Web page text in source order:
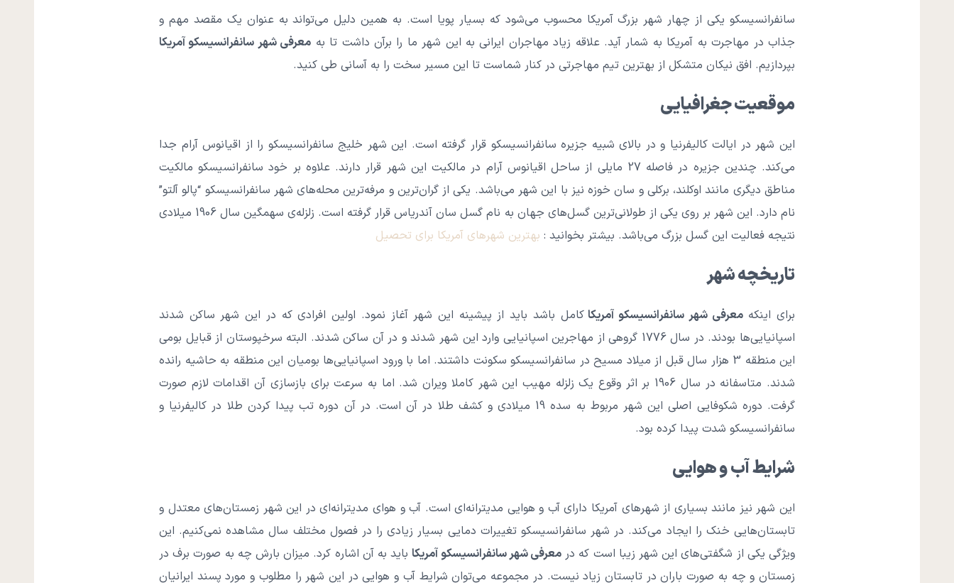
سانفرانسیسکو یکی از چهار شهر بزرگ آمریکا محسوب می‌شود که بسیار پویا است. به همین دلیل می‌تواند به عنوان یک مقصد مهم و
جذاب در مهاجرت به آمریکا به شمار آید. علاقه زیاد مهاجران ایرانی به این شهر ما را برآن داشت تا به معرفی شهر سانفرانسیسکو آمریکا
بپردازیم. افق نیکان متشکل از بهترین تیم مهاجرتی در کنار شماست تا این مسیر سخت را به آسانی طی کنید.
موقعیت جغرافیایی
این شهر در ایالت کالیفرنیا و در بالای شبیه جزیره سانفرانسیسکو قرار گرفته است. این شهر خلیج سانفرانسیسکو را از اقیانوس آرام جدا
می‌کند. چندین جزیره در فاصله 27 مایلی از ساحل اقیانوس آرام در مالکیت این شهر قرار دارند. علاوه بر خود سانفرانسیسکو مالکیت
مناطق دیگری مانند اوکلند، برکلی و سان خوزه نیز با این شهر می‌باشد. یکی از گران‌ترین و مرفه‌ترین محله‌های شهر سانفرانسیسکو “پالو آلتو”
نام دارد. این شهر بر روی یکی از طولانی‌ترین گسل‌های جهان به نام گسل سان آندریاس قرار گرفته است. زلزله‌ی سهمگین سال 1906 میلادی
نتیجه فعالیت این گسل بزرگ می‌باشد. بیشتر بخوانید : بهترین شهرهای آمریکا برای تحصیل
تاریخچه شهر
برای اینکهمعرفی شهر سانفرانسیسکو آمریکاکامل باشد باید از پیشینه این شهر آغاز نمود. اولین افرادی که در این شهر ساکن شدند
اسپانیایی‌ها بودند. در سال 1776 گروهی از مهاجرین اسپانیایی وارد این شهر شدند و در آن ساکن شدند. البته سرخپوستان از قبایل بومی
این منطقه 3 هزار سال قبل از میلاد مسیح در سانفرانسیسکو سکونت داشتند. اما با ورود اسپانیایی‌ها بومیان این منطقه به حاشیه رانده
شدند. متاسفانه در سال 1906 بر اثر وقوع یک زلزله مهیب این شهر کاملا ویران شد. اما به سرعت برای بازسازی آن اقدامات لازم صورت
گرفت. دوره شکوفایی اصلی این شهر مربوط به سده 19 میلادی و کشف طلا در آن است. در آن دوره تب پیدا کردن طلا در کالیفرنیا و
سانفرانسیسکو شدت پیدا کرده بود.
شرایط آب و هوایی
این شهر نیز مانند بسیاری از شهرهای آمریکا دارای آب و هوایی مدیترانه‌ای است. آب و هوای مدیترانه‌ای در این شهر زمستان‌های معتدل و
تابستان‌هایی خنک را ایجاد می‌کند. در شهر سانفرانسیسکو تغییرات دمایی بسیار زیادی را در فصول مختلف سال مشاهده نمی‌کنیم. این
ویژگی یکی از شگفتی‌های این شهر زیبا است که در معرفی شهر سانفرانسیسکو آمریکاباید به آن اشاره کرد. میزان بارش چه به صورت برف در
زمستان و چه به صورت باران در تابستان زیاد نیست. در مجموعه می‌توان شرایط آب و هوایی در این شهر را مطلوب و مورد پسند ایرانیان